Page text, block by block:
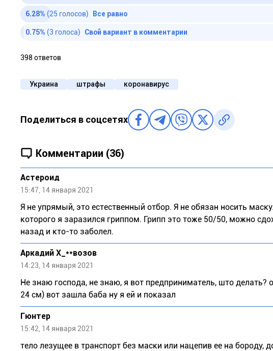
6.28% (25 голосов) Все равно
0.75% (3 голоса) Свой вариант в комментарии
398 ответов
Украина штрафы коронавирус
Поделиться в соцсетях
Комментарии (36)
Астероид
15:47, 14 января 2021
Я не упрямый, это естественный отбор. Я не обязан носить
которого я заразился гриппом. Грипп это тоже 50/50, можно
назад и кто-то заболел.
Аркадий Х_**возов
14:23, 14 января 2021
Не знаю господа, не знаю, я вот предприниматель, што
24 см) вот зашла баба ну я ей и показал
Гюнтер
15:42, 14 января 2021
тело лезущее в транспорт без маски или нацепив ее на